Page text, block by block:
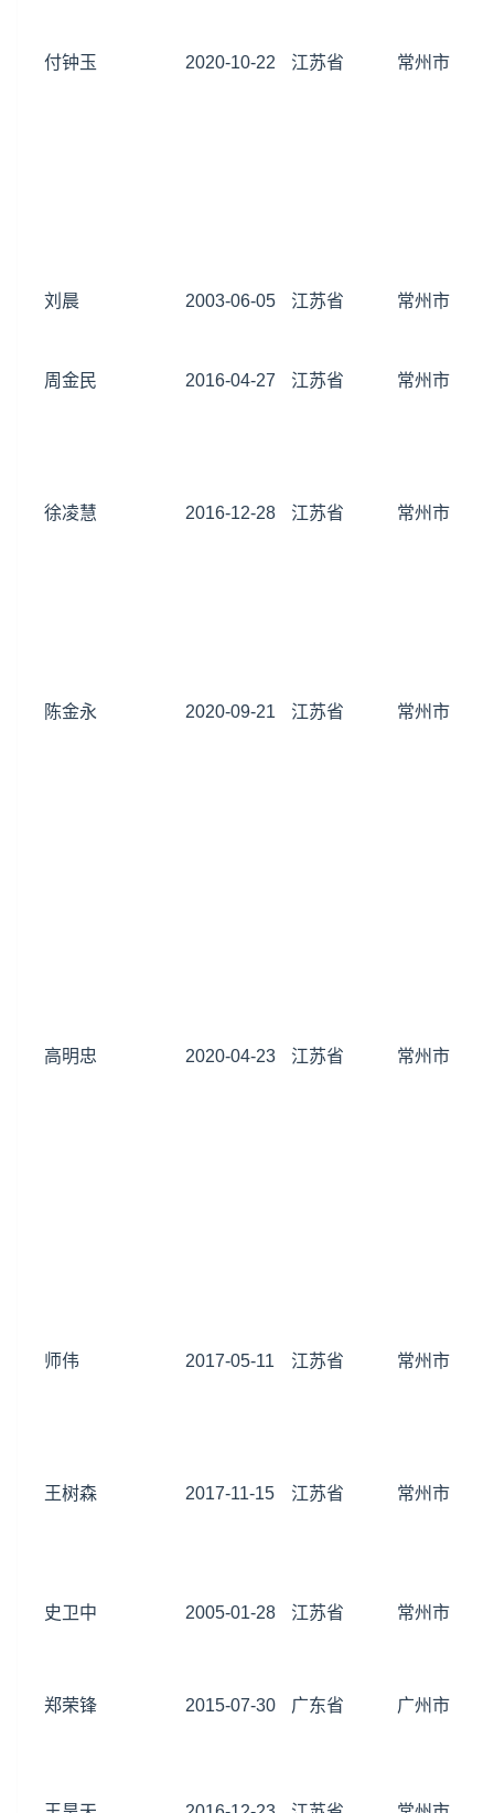
付钟玉 2020-10-22 江苏省 常州市
刘晨 2003-06-05 江苏省 常州市
周金民 2016-04-27 江苏省 常州市
徐凌慧 2016-12-28 江苏省 常州市
陈金永 2020-09-21 江苏省 常州市
高明忠 2020-04-23 江苏省 常州市
师伟 2017-05-11 江苏省 常州市
王树森 2017-11-15 江苏省 常州市
史卫中 2005-01-28 江苏省 常州市
郑荣锋 2015-07-30 广东省 广州市